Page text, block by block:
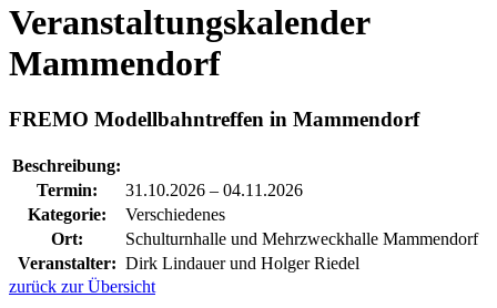
Veranstaltungskalender
Mammendorf
FREMO Modellbahntreffen in Mammendorf
Beschreibung:
Termin:
31.10.2026 – 04.11.2026
Kategorie:
Verschiedenes
Ort:
Schulturnhalle und Mehrzweckhalle Mammendorf
Veranstalter: Dirk Lindauer und Holger Riedel
zurück zur Übersicht